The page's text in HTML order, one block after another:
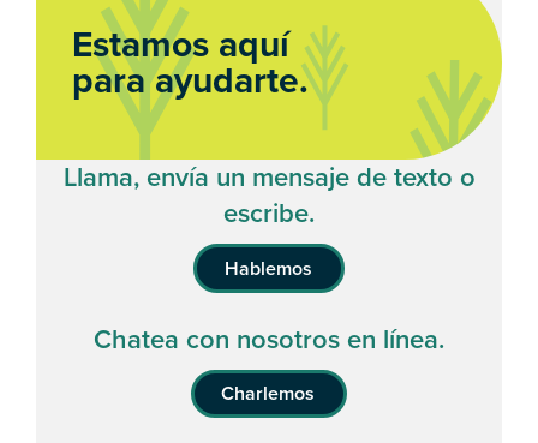
Estamos aquí
para ayudarte.
Llama, envía un mensaje de texto o
escribe.
Hablemos
Chatea con nosotros en línea.
Charlemos